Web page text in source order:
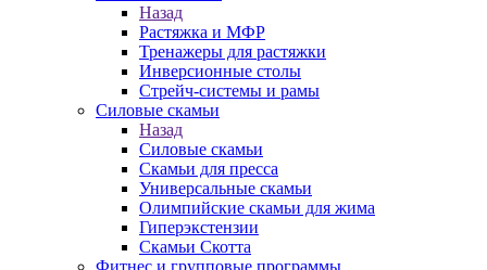
Назад
Растяжка и МФР
Тренажеры для растяжки
Инверсионные столы
Стрейч-системы и рамы
Силовые скамьи
Назад
Силовые скамьи
Скамьи для пресса
Универсальные скамьи
Олимпийские скамьи для жима
Гиперэкстензии
Скамьи Скотта
Фитнес и групповые программы